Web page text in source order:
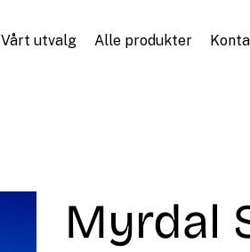
Vårt utvalg Alle produkter
Myrdal